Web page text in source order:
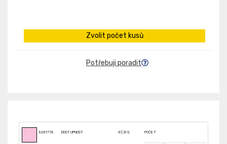
Zvolit počet kusů
Potřebuji poradit
E651778 DOSTUPNOST KČ/KS: POČET